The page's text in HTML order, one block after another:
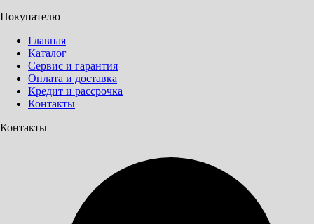
Покупателю
Главная
Каталог
Сервис и гарантия
Оплата и доставка
Кредит и рассрочка
Контакты
Контакты